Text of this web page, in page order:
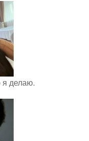
я делаю.